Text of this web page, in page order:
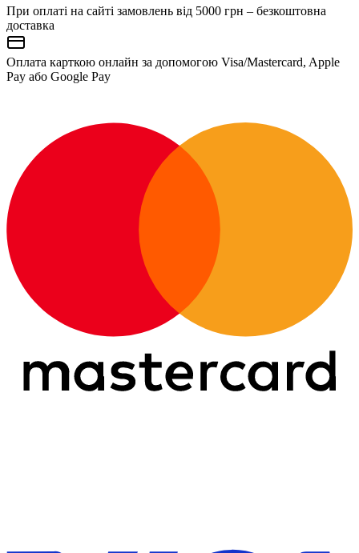
При оплаті на сайті замовлень від 5000 грн – безкоштовна
доставка
Оплата карткою онлайн за допомогою Visa/Mastercard, Apple
Pay або Google Pay